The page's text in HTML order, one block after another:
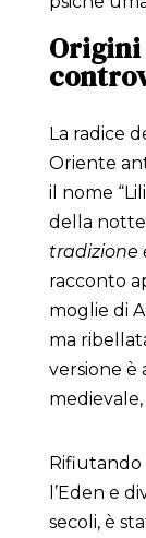
Origini
La radice
Oriente
il nome
della
tradizione
racconto
moglie di
ma
versione è
Rifiutando
l’Eden e
secoli, è